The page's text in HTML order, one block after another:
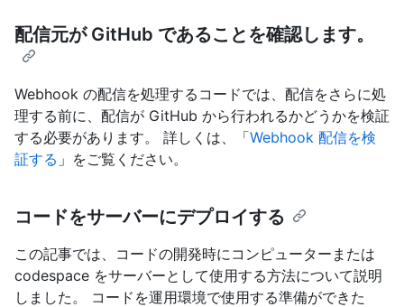
配信元が GitHub であることを確認します。
Webhook の配信を処理するコードでは、配信をさらに処
理する前に、配信が GitHub から行われるかどうかを検証
する必要があります。 詳しくは、「Webhook 配信を検
証する 」をご覧ください。
コードをサーバーにデプロイする
この記事では、コードの開発時にコンピューターまたは
codespace をサーバーとして使用する方法について説明
しました。 コードを運用環境で使用する準備ができた